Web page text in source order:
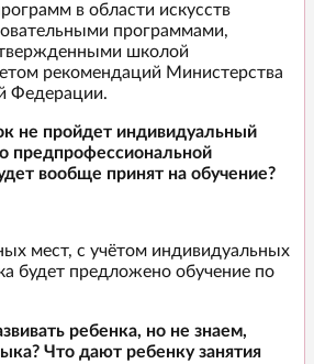
в области искусств
программами,
школой
рекомендаций Министерства
Федерации.
не пройдет индивидуальный
предпрофессиональной
вообще принят на обучение?
мест, с учётом индивидуальных
будет предложено обучение по
ребенка, но не знаем,
Что дают ребенку занятия